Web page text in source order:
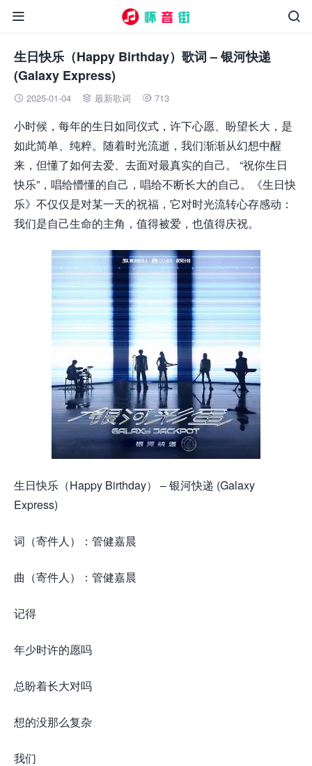


生日快乐（Happy Birthday）歌词 – 银河快递
(Galaxy Express)
 2025-01-04  最新歌词  713
小时候，每年的生日如同仪式，许下心愿、盼望长大，是
如此简单、纯粹。随着时光流逝，我们渐渐从幻想中醒
来，但懂了如何去爱、去面对最真实的自己。 “祝你生日
快乐”，唱给懵懂的自己，唱给不断长大的自己。《生日快
乐》不仅仅是对某一天的祝福，它对时光流转心存感动：
我们是自己生命的主角，值得被爱，也值得庆祝。
生日快乐（Happy Birthday） – 银河快递 (Galaxy
Express)
词（寄件人）：管健嘉晨
曲（寄件人）：管健嘉晨
记得
年少时许的愿吗
总盼着长大对吗
想的没那么复杂
我们